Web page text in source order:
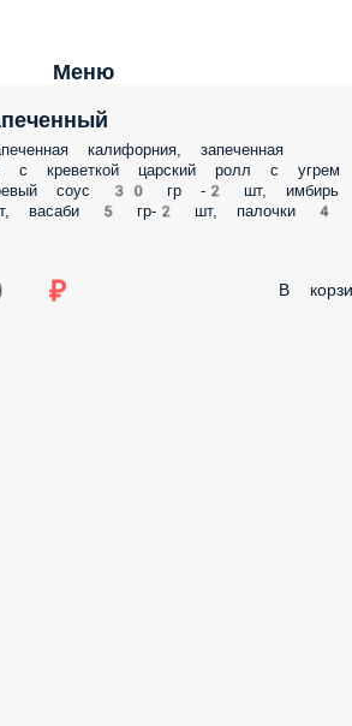
Меню
калифорния, запеченная
с креветкой царский ролл с
соевый соус 30 гр -2 шт, имбирь
5 гр-2 шт, палочки 4
₽ В